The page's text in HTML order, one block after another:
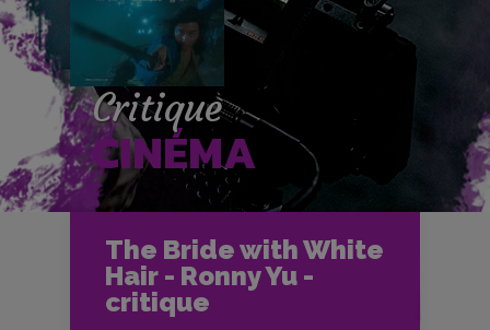
Critique
CINÉMA
The Bride with White
Hair - Ronny Yu -
critique
Accueil
Cinéma
Critiques et fiches films
The Bride with White Hair - Ronny Yu
- critique